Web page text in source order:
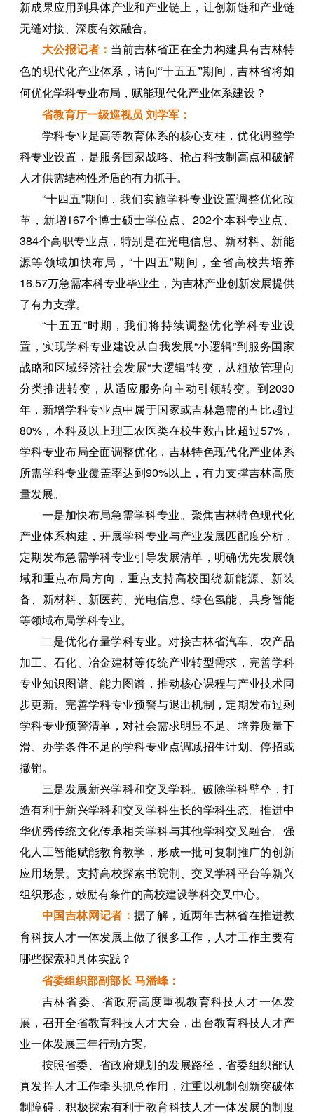
新成果应用到具体产业和产业链上，让创新链和产业链
无缝对接、深度有效融合。
大公报记者： 当前吉林省正在全力构建具有吉林特
色的现代化产业体系，请问“十五五”期间，吉林省将如
何优化学科专业布局，赋能现代化产业体系建设？
省教育厅一级巡视员 刘学军：
学科专业是高等教育体系的核心支柱，优化调整学
科专业设置，是服务国家战略、抢占科技制高点和破解
人才供需结构性矛盾的有力抓手。
“十四五”期间，我们实施学科专业设置调整优化改
革，新增167个博士硕士学位点、202个本科专业点、
384个高职专业点，特别是在光电信息、新材料、新能
源等领域加快布局，“十四五”期间，全省高校共培养
16.57万急需本科专业毕业生，为吉林产业创新发展提供
了有力支撑。
“十五五”时期，我们将持续调整优化学科专业设
置，实现学科专业建设从自我发展“小逻辑”到服务国家
战略和区域经济社会发展“大逻辑”转变，从粗放管理向
分类推进转变，从适应服务向主动引领转变。到2030
年，新增学科专业点中属于国家或吉林急需的占比超过
80%，本科及以上理工农医类在校生数占比超过57%，
学科专业布局全面调整优化，吉林特色现代化产业体系
所需学科专业覆盖率达到90%以上，有力支撑吉林高质
量发展。
一是加快布局急需学科专业。聚焦吉林特色现代化
产业体系构建，开展学科专业与产业发展匹配度分析，
定期发布急需学科专业引导发展清单，明确优先发展领
域和重点布局方向，重点支持高校围绕新能源、新装
备、新材料、新医药、光电信息、绿色氢能、具身智能
等领域布局学科专业。
二是优化存量学科专业。对接吉林省汽车、农产品
加工、石化、冶金建材等传统产业转型需求，完善学科
专业知识图谱、能力图谱，推动核心课程与产业技术同
步更新。完善学科专业预警与退出机制，定期发布过剩
学科专业预警清单，对社会需求明显不足、培养质量下
滑、办学条件不足的学科专业点调减招生计划、停招或
撤销。
三是发展新兴学科和交叉学科。破除学科壁垒，打
造有利于新兴学科和交叉学科生长的学科生态。推进中
华优秀传统文化传承相关学科与其他学科交叉融合。强
化人工智能赋能教育教学，形成一批可复制推广的创新
应用场景。支持高校探索书院制、交叉学科平台等新兴
组织形态，鼓励有条件的高校建设学科交叉中心。
中国吉林网记者：据了解，近两年吉林省在推进教
育科技人才一体发展上做了很多工作，人才工作主要有
哪些探索和具体实践？
省委组织部副部长 马潘峰：
吉林省委、省政府高度重视教育科技人才一体发
展，召开全省教育科技人才大会，出台教育科技人才产
业一体发展三年行动方案。
按照省委、省政府规划的发展路径，省委组织部认
真发挥人才工作牵头抓总作用，注重以机制创新突破体
制障碍，积极探索有利于教育科技人才一体发展的制度